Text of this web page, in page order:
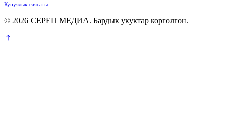
Купуялык саясаты
© 2026 СЕРЕП МЕДИА. Бардык укуктар корголгон.